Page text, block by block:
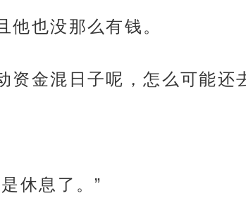
也没那么有钱。
金混日子呢，怎么可能还
休息了。”